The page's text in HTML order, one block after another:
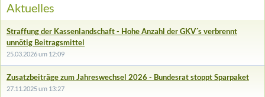
Aktuelles
Straffung der Kassenlandschaft - Hohe Anzahl der GKV´s verbrennt
unnötig Beitragsmittel
25.03.2026 um 12:09
Zusatzbeiträge zum Jahreswechsel 2026 - Bundesrat stoppt Sparpaket
27.11.2025 um 13:27